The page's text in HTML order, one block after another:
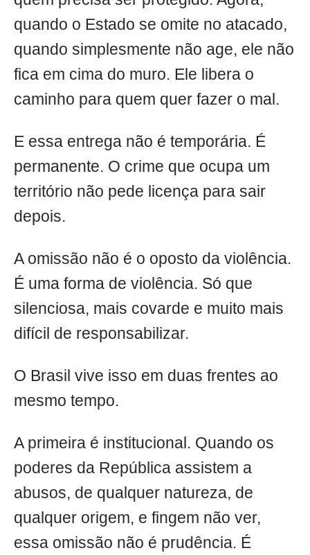
quando o Estado se omite no atacado,
quando simplesmente não age, ele não
fica em cima do muro. Ele libera o
caminho para quem quer fazer o mal.
E essa entrega não é temporária. É
permanente. O crime que ocupa um
território não pede licença para sair
depois.
A omissão não é o oposto da violência.
É uma forma de violência. Só que
silenciosa, mais covarde e muito mais
difícil de responsabilizar.
O Brasil vive isso em duas frentes ao
mesmo tempo.
A primeira é institucional. Quando os
poderes da República assistem a
abusos, de qualquer natureza, de
qualquer origem, e fingem não ver,
essa omissão não é prudência. É